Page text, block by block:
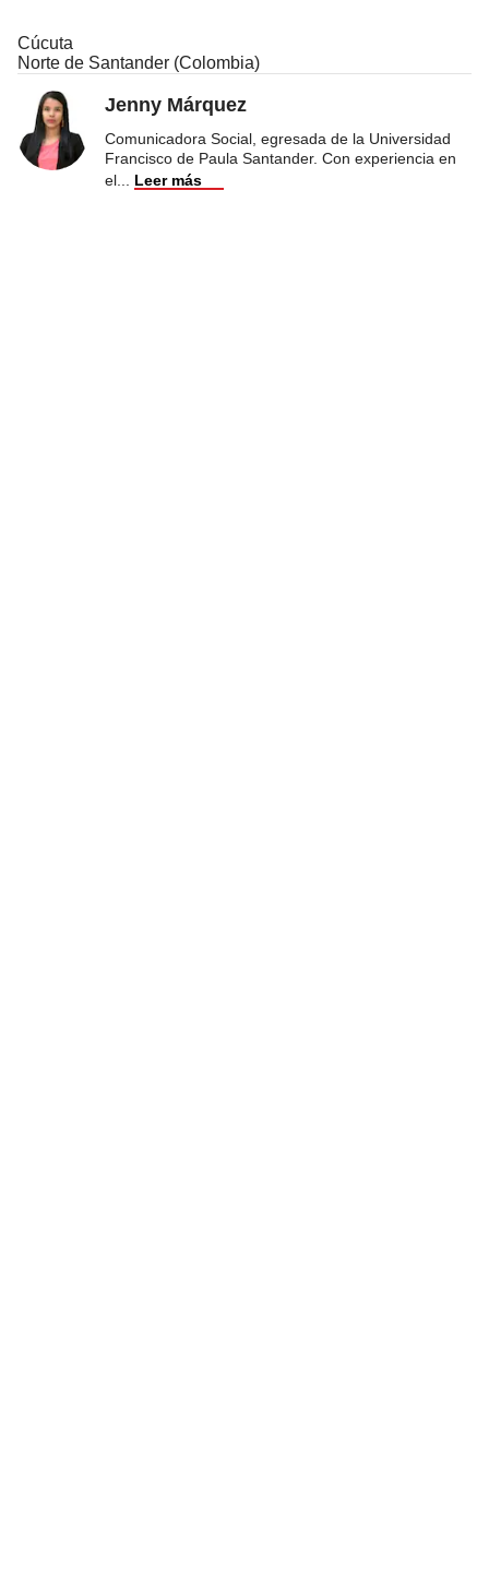
Cúcuta
Norte de Santander (Colombia)
Jenny Márquez
Comunicadora Social, egresada de la Universidad
Francisco de Paula Santander. Con experiencia en
el
Leer más